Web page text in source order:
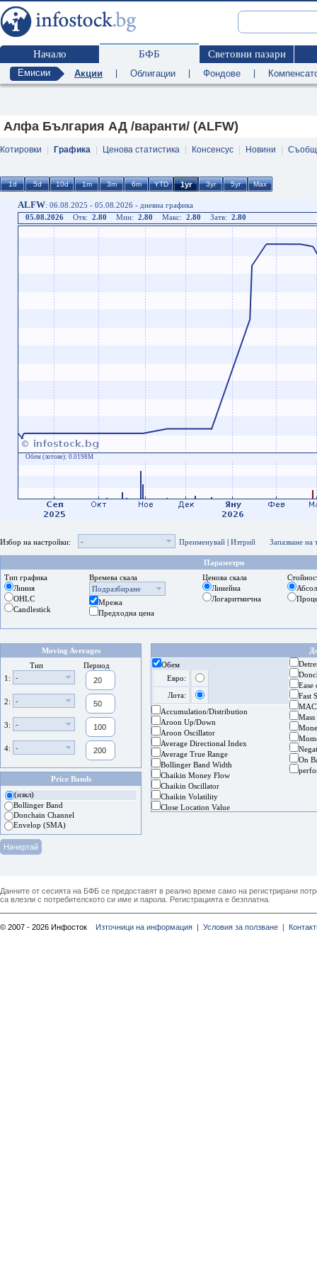
Начало БФБ Световни пазари
Емисии Акции Облигации Фондове
Алфа България АД /варанти/ (ALFW)
Котировки Графика Ценова статистика Консенсус Новини
ALFW: 06.08.2025 - 05.08.2026 - дневна графика
05.08.2026
Отв: 2.80 Мин: 2.80 Макс: 2.80 Затв: 2.80
Обем (лотове): 0.0198M
Избор на настройки: - Преименувай | Изтрий Запазване на
Параметри
Тип графика
Линия
OHLC
Candlestick
Времева скала
Подразбиране
Мрежа
Предходна цена
Ценова скала
Линейна
Логаритмична
Moving Averages
Тип
Период
1:
-
2: -
3: -
4: -
Price Bands
(изкл)
Bollinger Band
Donchain Channel
Envelop (SMA)
Обем
Евро:
Лота:
Accumulation/Distribution
Aroon Up/Down
Aroon Oscillator
Average Directional Index
Average True Range
Bollinger Band Width
Chaikin Money Flow
Chaikin Oscillator
Chaikin Volatility
Close Location Value
Ease
Fast
On
Данните от сесията на БФБ се предоставят в реално време само на регистрирани
са влезли с потребителското си име и парола. Регистрацията е безплатна.
© 2007 - 2026 Инфосток Източници на информация | Условия за ползване |